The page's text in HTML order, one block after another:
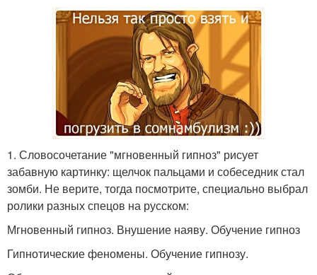
1. Словосочетание "мгновенный гипноз" рисует
забавную картинку: щелчок пальцами и собеседник стал
зомби. Не верите, тогда посмотрите, специально выбрал
ролики разных спецов на русском:
Мгновенный гипноз. Внушение наяву. Обучение гипноз
Гипнотические феномены. Обучение гипнозу.